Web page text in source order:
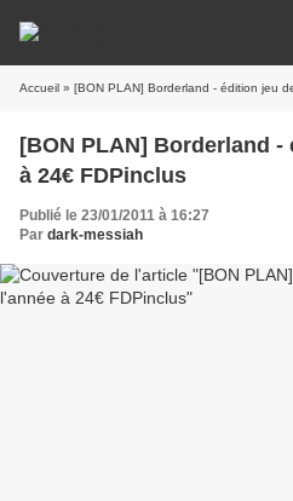
Accueil » [BON PLAN] Borderland - édition jeu
[BON PLAN] Borderland
à 24€ FDPinclus
Publié le 23/01/2011 à 16:27
Par dark-messiah